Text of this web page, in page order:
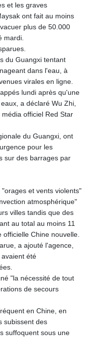
et les graves
ont fait au moins
plus de 50.000
mardi.
du Guangxi tentant
dans l'eau, à
virales en ligne.
lundi après qu'une
a déclaré Wu Zhi,
officiel Red Star
du Guangxi, ont
pour les
sur des barrages par
et vents violents"
atmosphérique"
villes tandis que des
au total au moins 11
Chine nouvelle.
a ajouté l'agence,
été
"la nécessité de tout
de secours
en Chine, en
subissent des
suffoquent sous une